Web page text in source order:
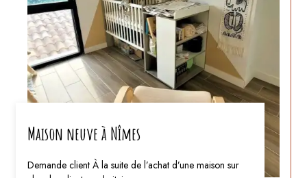
Maison neuve à Nîmes
Demande client À la suite de l’achat d’une maison sur